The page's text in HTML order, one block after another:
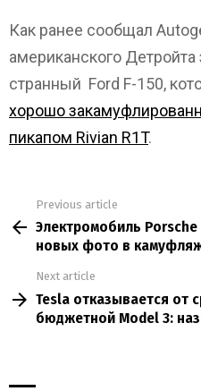
Как ранее сообщал
американского
странный Ford F-150,
хорошо
пикапом Rivian R1T.
more
Previous article
Электромобиль Porsche
новых фото в
Next article
Tesla отказывается от
бюджетной Model 3: